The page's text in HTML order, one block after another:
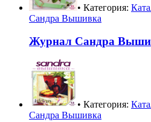
• Категория:
Сандра Вышивка
Журнал Сандра
• Категория:
Сандра Вышивка